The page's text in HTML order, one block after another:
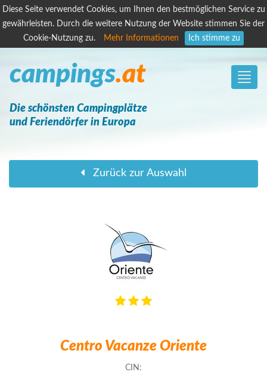
Diese Seite verwendet Cookies, um Ihnen den bestmöglichen Service zu
gewährleisten. Durch die weitere Nutzung der Website stimmen Sie der
Cookie-Nutzung zu.
Mehr Informationen Ich stimme zu
Toggle
campings.at
Die schönsten Campingplätze
und Feriendörfer in Europa
Zurück zur Auswahl
Centro Vacanze Oriente
CIN: